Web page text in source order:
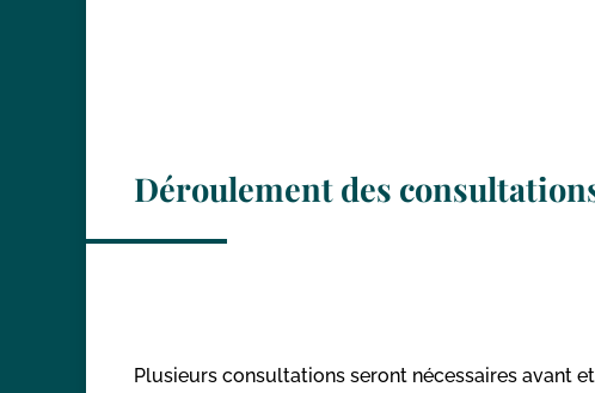
Déroulement des
Plusieurs consultations seront nécessaires avant